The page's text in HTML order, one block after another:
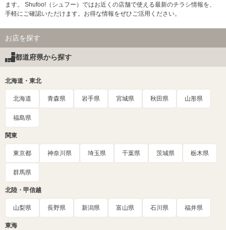
ます。 Shufoo!（シュフー）ではお近くの店舗で使える最新のチラシ情報を、
手軽にご確認いただけます。お得な情報をぜひご活用ください。
お店を探す
都道府県から探す
北海道・東北
北海道 青森県 岩手県 宮城県 秋田県 山形県
福島県
関東
東京都 神奈川県 埼玉県 千葉県 茨城県 栃木県
群馬県
北陸・甲信越
山梨県 長野県 新潟県 富山県 石川県 福井県
東海